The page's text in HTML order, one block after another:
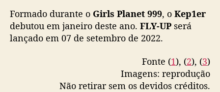
Formado durante o Girls Planet 999, o Kep1er
debutou em janeiro deste ano. FLY-UP será
lançado em 07 de setembro de 2022.
Fonte (1), (2), (3)
Imagens: reprodução
Não retirar sem os devidos créditos.